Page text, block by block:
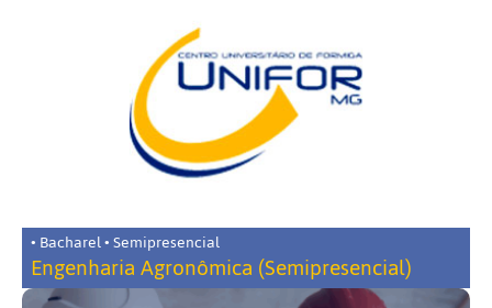
• Bacharel • Semipresencial
Engenharia Agronômica (Semipresencial)